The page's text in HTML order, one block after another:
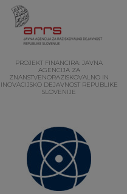
PROJEKT FINANCIRA: JAVNA
AGENCIJA ZA
ZNANSTVENORAZISKOVALNO IN
INOVACIJSKO DEJAVNOST REPUBLIKE
SLOVENIJE